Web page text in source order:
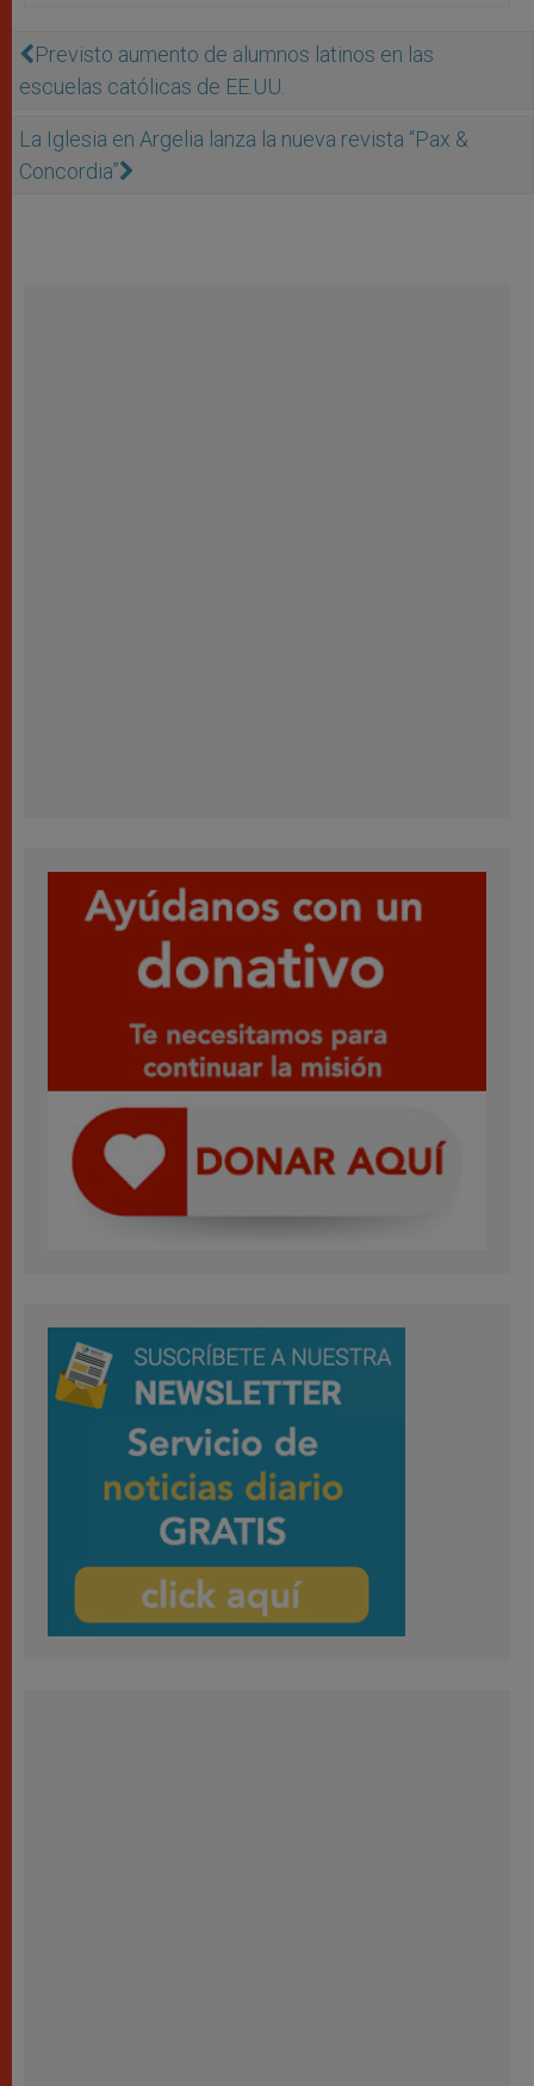
Previsto aumento de alumnos latinos en las
escuelas católicas de EE.UU.
La Iglesia en Argelia lanza la nueva revista “Pax &
Concordia”